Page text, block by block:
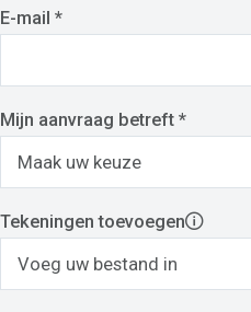
E-mail *
Mijn aanvraag betreft *
Voeg uw bestand in
Tekeningen toevoegen